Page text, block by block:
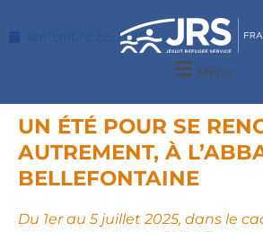
Menu
septembre 22, 2025
UN ÉTÉ POUR SE
AUTREMENT, À
BELLEFONTAINE
Du 1er au 5 juillet 2025, dans le